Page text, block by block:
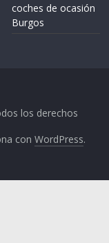
coches de ocasión
Burgos
los derechos
conWordPress.